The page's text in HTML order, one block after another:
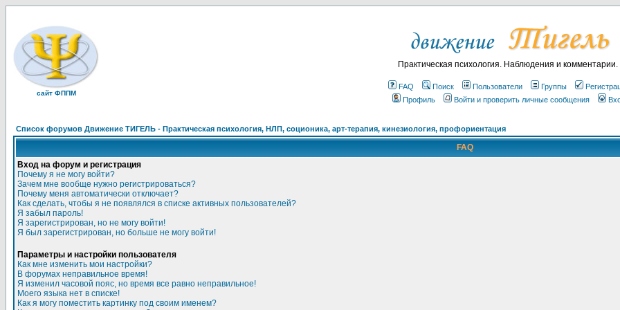
сайт ФППМ
Практическая психология. Наблюдения и комментарии.
FAQ Поиск Пользователи Группы
Профиль
Войти и проверить личные сообщения
Список форумов Движение ТИГЕЛЬ - Практическая психология, НЛП, соционика, арт-терапия, кинезиология, профориентация
FAQ
Вход на форум и регистрация
Почему я не могу войти?
Зачем мне вообще нужно регистрироваться?
Почему меня автоматически отключает?
Как сделать, чтобы я не появлялся в списке активных пользователей?
Я забыл пароль!
Я зарегистрирован, но не могу войти!
Я был зарегистрирован, но больше не могу войти!
Параметры и настройки пользователя
Как мне изменить мои настройки?
В форумах неправильное время!
Я изменил часовой пояс, но время все равно неправильное!
Моего языка нет в списке!
Как я могу поместить картинку под своим именем?